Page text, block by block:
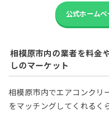
公式ホーム
相模原市内の業者を料金
しのマーケット
相模原市内でエアコンクリ
をマッチングしてくれるく